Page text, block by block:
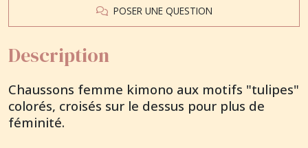
POSER UNE QUESTION
Description
Chaussons femme kimono aux motifs "tulipes"
colorés, croisés sur le dessus pour plus de
féminité.